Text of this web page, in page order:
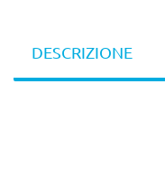
DESCRIZIONE